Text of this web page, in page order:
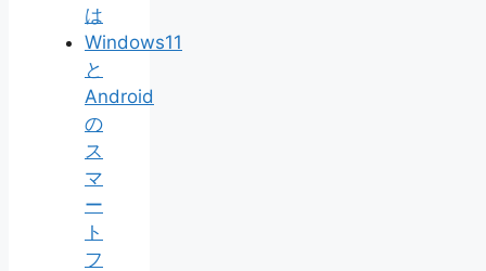
は
Windows11
と
Android
の
ス
マ
ー
ト
フ